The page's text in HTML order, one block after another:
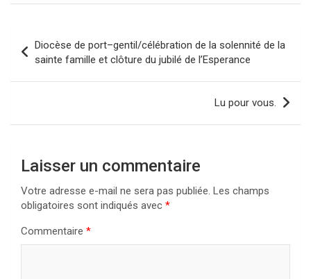
de
l’article
Diocèse de port–gentil/célébration de la solennité de la
sainte famille et clôture du jubilé de l’Esperance
Lu pour vous.
Laisser un commentaire
Votre adresse e-mail ne sera pas publiée. Les champs
obligatoires sont indiqués avec *
Commentaire *